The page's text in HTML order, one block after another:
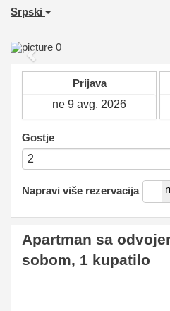
Srpski
Previous
Prijava
Gostje
Napravi više rezervacija
da
Apartman sa
sobom, 1 kupatilo